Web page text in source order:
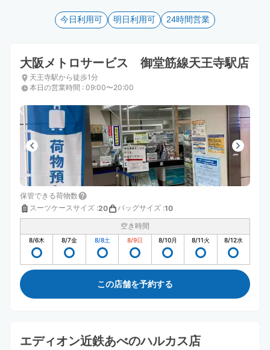
shortcuts
for
changing
to
get
shortcuts
for
changing
今日利用可 明日利用可 24時間営業
大阪メトロサービス 御堂筋線天王寺駅店
天王寺駅から徒歩1分
本日の営業時間 : 09:00〜20:00
保管できる荷物数
スーツケースサイズ :20 バッグサイズ :10
空き時間
8/6木 8/7金 8/8土 8/9日 8/10月 8/11火 8/12水
この店舗を予約する
エディオン近鉄あべのハルカス店